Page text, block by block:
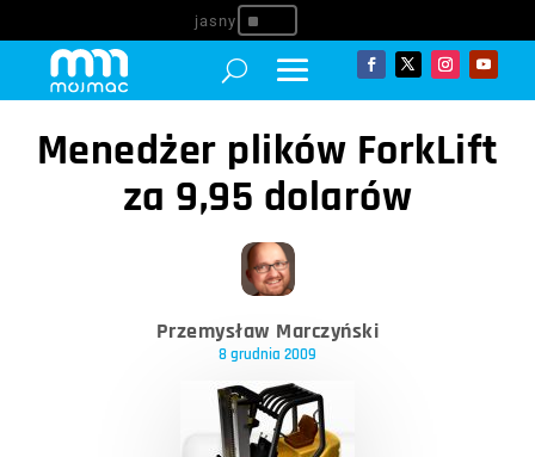
^
Menedżer plików ForkLift
za 9,95 dolarów
Przemysław Marczyński
8 grudnia 2009